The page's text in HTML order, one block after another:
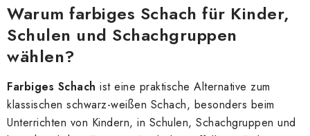
SCHACH-ANTIQUITÄTENLADEN
SCHACH ONLINE
SCHACH-MERCH
Warum farbiges Schach für Kinder,
Schulen und Schachgruppen
wählen?
Farbiges Schach ist eine praktische Alternative zum
klassischen schwarz-weißen Schach, besonders beim
Unterrichten von Kindern, in Schulen, Schachgruppen und